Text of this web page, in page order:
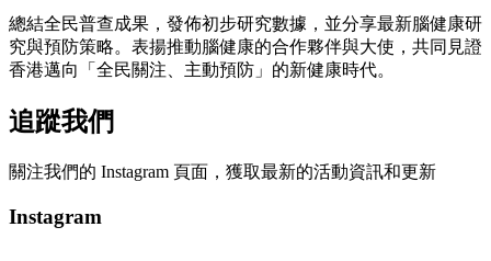
總結全民普查成果，發佈初步研究數據，並分享最新腦健康研
究與預防策略。表揚推動腦健康的合作夥伴與大使，共同見證
香港邁向「全民關注、主動預防」的新健康時代。
追蹤我們
關注我們的 Instagram 頁面，獲取最新的活動資訊和更新
Instagram